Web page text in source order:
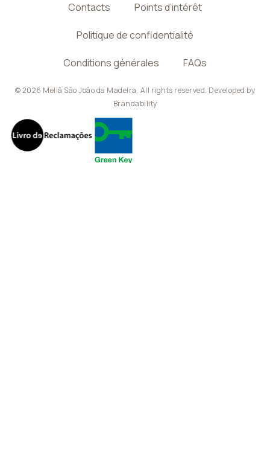
Contacts Points d’intérêt
Politique de confidentialité
Conditions générales FAQs
© 2026 Meliã São João da Madeira. All rights reserved. Developed by
Brandability